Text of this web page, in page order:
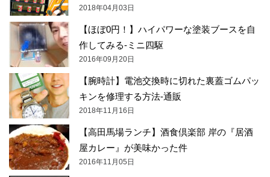
2018年04月03日
【ほぼ0円！】ハイパワーな塗装ブースを自
作してみる-ミニ四駆
2016年09月20日
【腕時計】電池交換時に切れた裏蓋ゴムパッ
キンを修理する方法-通販
2018年11月16日
【高田馬場ランチ】酒食倶楽部 岸の『居酒
屋カレー』が美味かった件
2016年11月05日